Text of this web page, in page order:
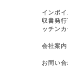
インボ
収書発
ッチンカ
会社案内
お問い